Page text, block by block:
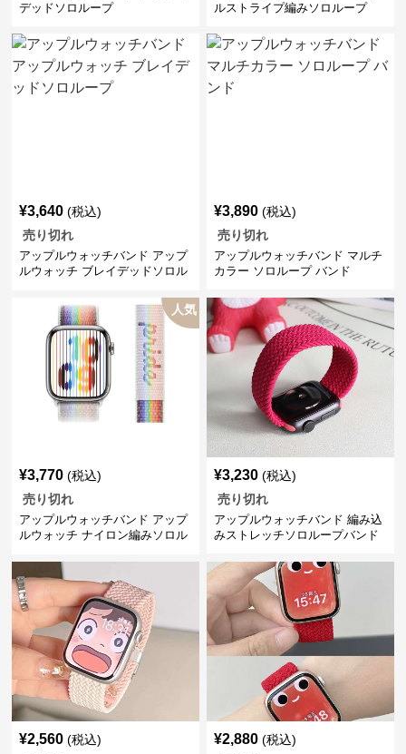
デッドソロループ
ルストライプ編みソロループ
¥3,640 (税込)
売り切れ
アップルウォッチバンド アップ
ルウォッチ ブレイデッドソロル
¥3,890 (税込)
売り切れ
アップルウォッチバンド マルチ
カラー ソロループ バンド
人気
¥3,770 (税込)
売り切れ
アップルウォッチバンド アップ
ルウォッチ ナイロン編みソロル
¥3,230 (税込)
売り切れ
アップルウォッチバンド 編み込
みストレッチソロループバンド
¥2,560 (税込)
¥2,880 (税込)